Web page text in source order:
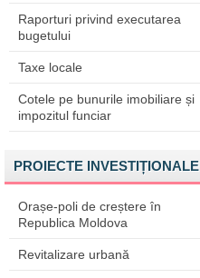
Raporturi privind executarea
bugetului
Taxe locale
Cotele pe bunurile imobiliare și
impozitul funciar
PROIECTE INVESTIȚIONALE
Orașe-poli de creștere în
Republica Moldova
Revitalizare urbană